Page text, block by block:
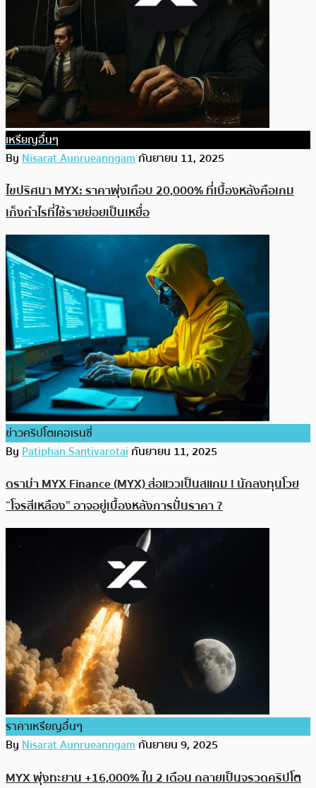
เหรียญอื่นๆ
ByNisarat Aunrueanngamกันยายน 11, 2025
ไขปริศนา MYX: ราคาพุ่งเกือบ 20,000% ที่เบื้องหลังคือเกม
เก็งกำไรที่ใช้รายย่อยเป็นเหยื่อ
ข่าวคริปโตเคอเรนซี่
ByPatiphan Santivarotaiกันยายน 11, 2025
ดราม่า MYX Finance (MYX) ส่อแววเป็นสแกม ! นักลงทุนโวย
“โจรสีเหลือง” อาจอยู่เบื้องหลังการปั่นราคา ?
ราคาเหรียญอื่นๆ
ByNisarat Aunrueanngamกันยายน 9, 2025
MYX พุ่งทะยาน +16,000% ใน 2 เดือน กลายเป็นจรวดคริปโต